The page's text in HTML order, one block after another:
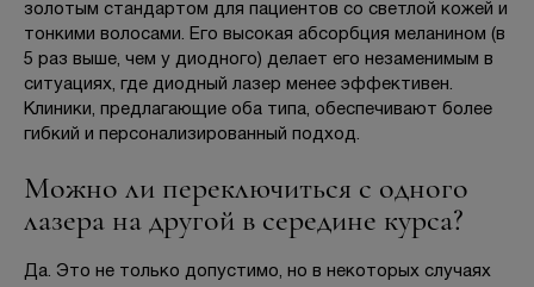
золотым стандартом для пациентов со светлой кожей и
тонкими волосами. Его высокая абсорбция меланином (в
5 раз выше, чем у диодного) делает его незаменимым в
ситуациях, где диодный лазер менее эффективен.
Клиники, предлагающие оба типа, обеспечивают более
гибкий и персонализированный подход.
Можно ли переключиться с одного
лазера на другой в середине курса?
Да. Это не только допустимо, но в некоторых случаях